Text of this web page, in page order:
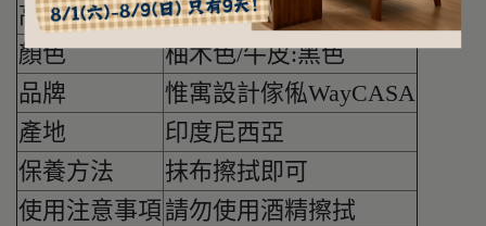
高度(公分)
69
顏色
柚木色/牛皮:黑色
品牌
惟寓設計傢俬WayCASA
產地
印度尼西亞
保養方法
抹布擦拭即可
使用注意事項 請勿使用酒精擦拭